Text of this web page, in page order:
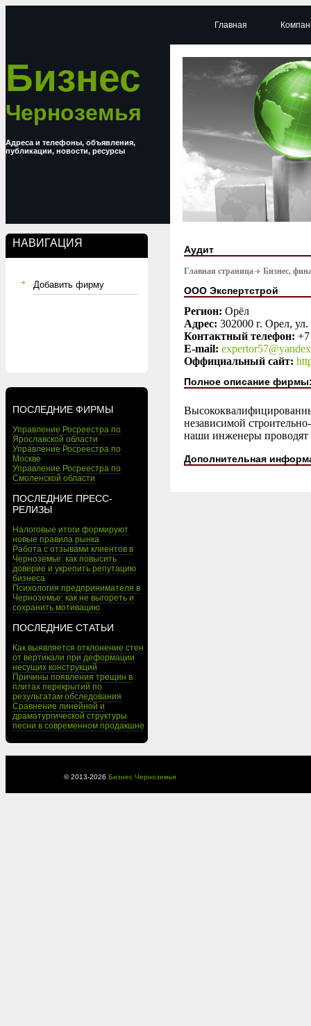
Бизнес
Черноземья
Адреса и телефоны, объявления,
публикации, новости, ресурсы
НАВИГАЦИЯ
Добавить фирму
ПОСЛЕДНИЕ ФИРМЫ
Управление Росреестра по
Ярославской области
Управление Росреестра по
Москве
Управление Росреестра по
Смоленской области
ПОСЛЕДНИЕ ПРЕСС-
РЕЛИЗЫ
Налоговые итоги формируют
новые правила рынка
Работа с отзывами клиентов в
Черноземье: как повысить
доверие и укрепить репутацию
бизнеса
Психология предпринимателя в
Черноземье: как не выгореть и
сохранить мотивацию
ПОСЛЕДНИЕ СТАТЬИ
Как выявляется отклонение стен
от вертикали при деформации
несущих конструкций
Причины появления трещин в
плитах перекрытий по
результатам обследования
Сравнение линейной и
драматургической структуры
песни в современном продакшне
Главная
Аудит
Главная страница Бизнес,
ООО Экспертстрой
Регион: Орёл
Адрес: 302000 г. Орел,
Контактный телефон:
E-mail:
Оффициальный сайт:
Полное описание
независимой
наши инженеры проводят
Дополнительная
© 2013-2026 Бизнес Черноземья